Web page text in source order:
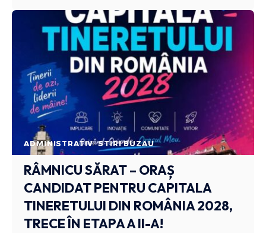
ADMINISTRATIV STIRI BUZAU
RÂMNICU SĂRAT – ORAȘ
CANDIDAT PENTRU CAPITALA
TINERETULUI DIN ROMÂNIA 2028,
TRECE ÎN ETAPA A II-A!